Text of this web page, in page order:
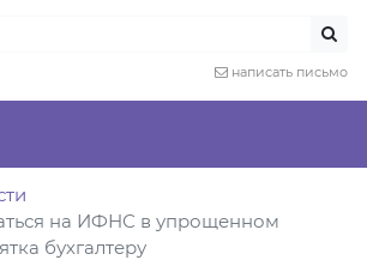
написать письмо
на ИФНС в упрощенном
бухгалтеру